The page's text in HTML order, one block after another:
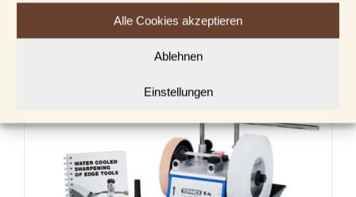
Alle Cookies akzeptieren
Ablehnen
Einstellungen